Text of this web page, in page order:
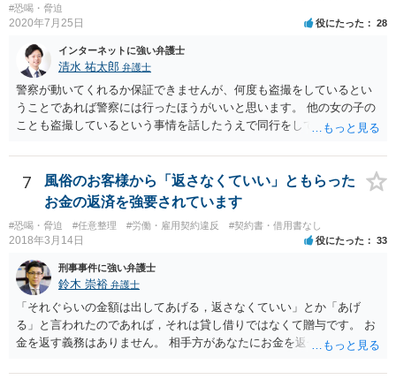
#恐喝・脅迫
2020年7月25日 役にたった 28
インターネットに強い弁護士
清水 祐太郎 弁護士
警察が動いてくれるか保証できませんが、何度も盗撮をしているとい
うことであれば警察には行ったほうがいいと思います。 他の女の子の
ことも盗撮しているという事情を話したうえで同行をしてほしいだと
そのあとで本人には、示談金を請求することになります。 メッセージ
としては、示談金として〇万円払ってくださいと送ることになりま
す。被害にあったことは事実なので、適度に示談金を請求するだけで
は恐喝にはなりません。会社に言うとかネットに書き込むなどという
と恐喝になりえるので注意しましょう。 メッセージだけだと相手は何
らの緊張もしないですし、ゆっくりと考える時間を与えてしまいま
す。 できれば直接会って話したほうがいいです。 もし難しければ弁護
士に依頼することも検討したほうがいいでしょう。弁護士に依頼しな
くても示談金をとれる場合もありますので、依頼するのがいいのかど
うかだけでも弁護士に相談してみるのがいいのではないでしょうか。
7
風俗のお客様から「返さなくていい」ともらった
お金の返済を強要されています
#恐喝・脅迫 #任意整理 #労働・雇用契約違反 #契約書・借用書なし
2018年3月14日 役にたった 33
刑事事件に強い弁護士
鈴木 崇裕 弁護士
「それぐらいの金額は出してあげる，返さなくていい」とか「あげ
る」と言われたのであれば，それは貸し借りではなくて贈与です。 お
金を返す義務はありません。 相手方があなたにお金を返せと請求する
なりませんが，不可能ですね。 また，「金を返さなければ家に行く＝